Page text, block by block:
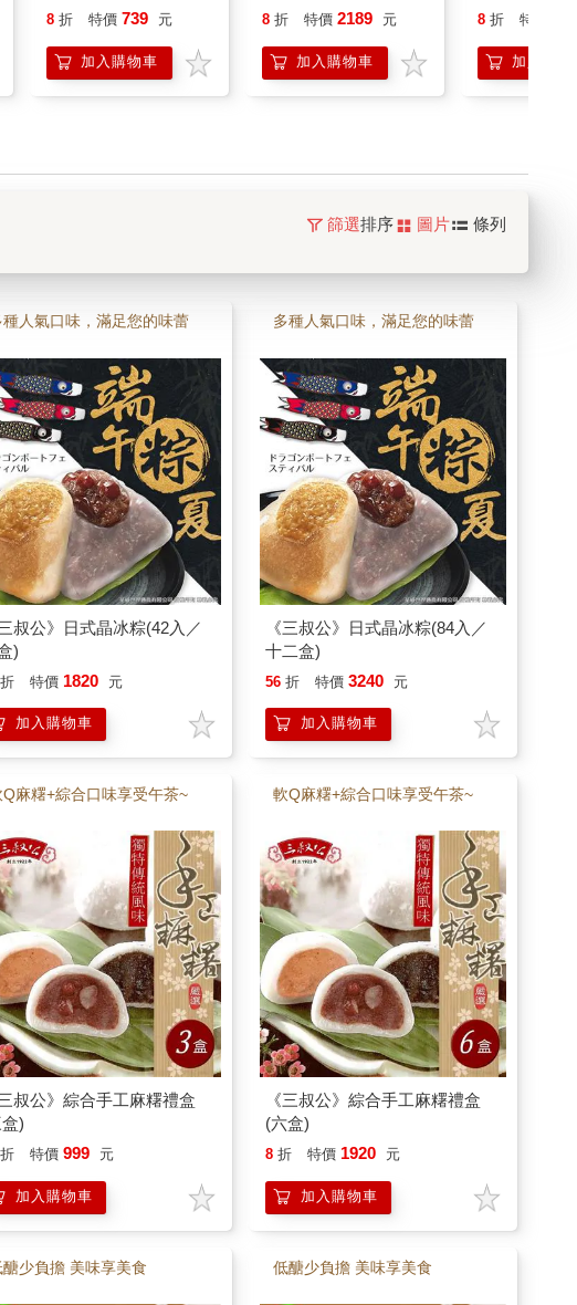
－百卡低醣經典芋泥酥
8 折 特價 739 元
加入購物車
－香玉白柚酥70g＋紅
8 折 特價 2189 元
加入購物車
－經典芋泥
－蛋奶素
8 折 特價
加入購物
篩選排序 圖片 條列
種人氣口味，滿足您的味蕾
三叔公》日式晶冰粽(42入／
)
折 特價 1820 元
加入購物車
多種人氣口味，滿足您的味蕾
《三叔公》日式晶冰粽(84入／
十二盒)
56 折 特價 3240 元
加入購物車
Q麻糬+綜合口味享受午茶~
三叔公》綜合手工麻糬禮盒
)
折 特價 999 元
加入購物車
軟Q麻糬+綜合口味享受午茶~
《三叔公》綜合手工麻糬禮盒
(六盒)
8 折 特價 1920 元
加入購物車
醣少負擔 美味享美食 低醣少負擔 美味享美食